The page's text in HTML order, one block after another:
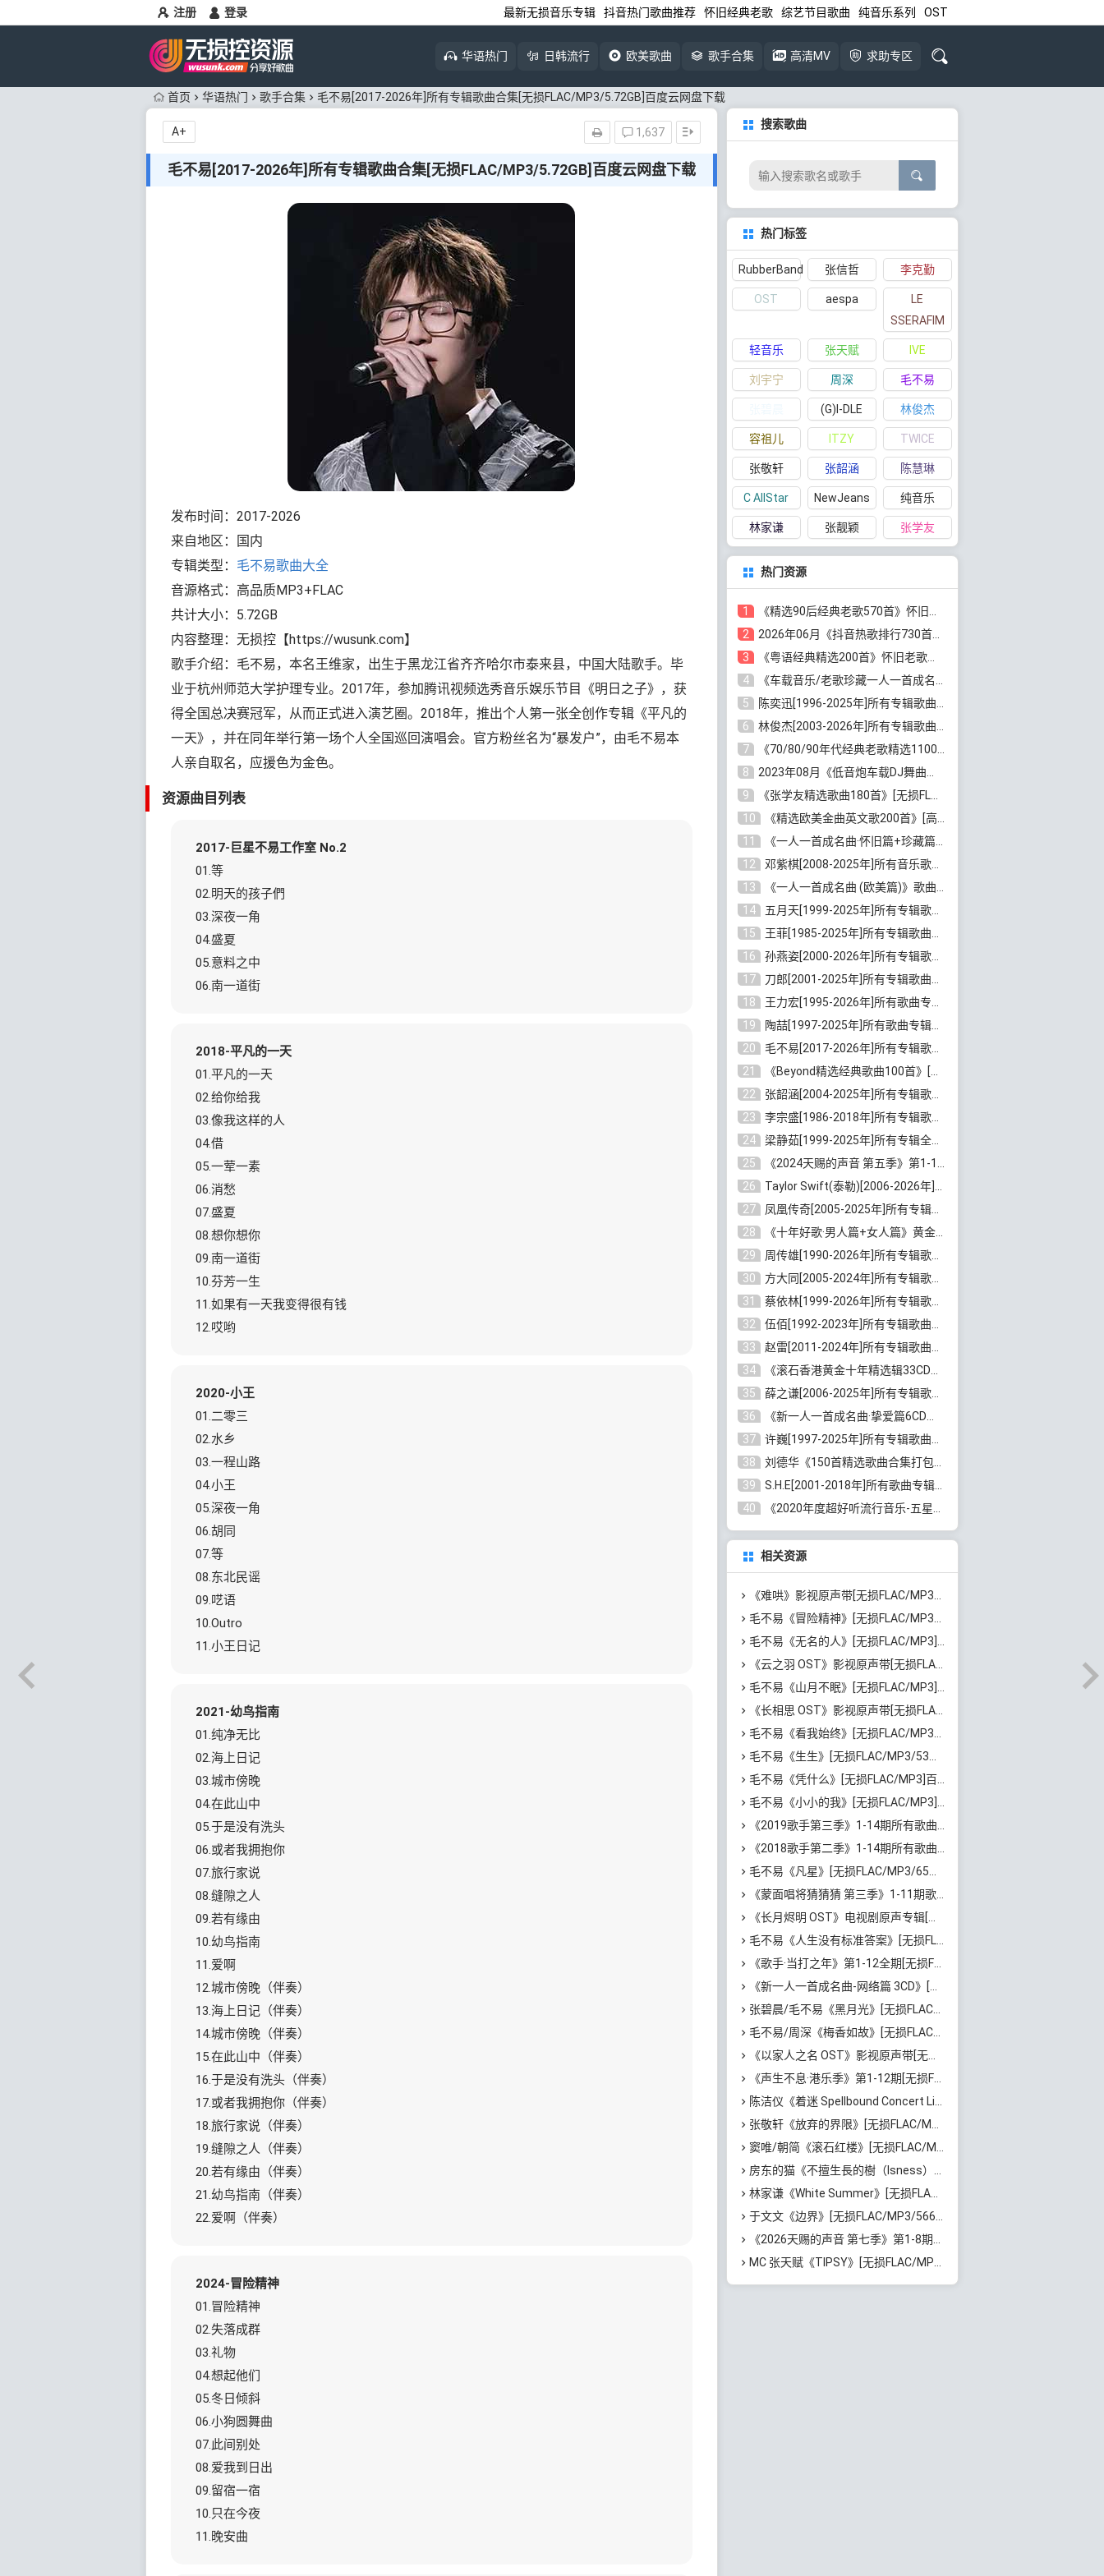
注册 登录 最新无损音乐专辑 抖音热门歌曲推荐 怀旧经典老歌 综艺节目歌曲 纯音乐系列 OST
华语热门 日韩流行 欧美歌曲 歌手合集 高清MV 求助专区
首页 华语热门 歌手合集 毛不易[2017-2026年]所有专辑歌曲合集[无损FLAC/MP3/5.72GB]百度云网盘下载
毛不易[2017-2026年]所有专辑歌曲合集[无损FLAC/MP3/5.72GB]百度云网盘下载
1,637
A+
发布时间：2017-2026
来自地区：国内
专辑类型： 毛不易歌曲大全
音源格式：高品质MP3+FLAC
共计大小：5.72GB
内容整理：无损控【https://wusunk.com】
歌手介绍：毛不易，本名王维家，出生于黑龙江省齐齐哈尔市泰来县，中国大陆歌手。毕
业于杭州师范大学护理专业。2017年，参加腾讯视频选秀音乐娱乐节目《明日之子》，获
得全国总决赛冠军，从而正式进入演艺圈。2018年，推出个人第一张全创作专辑《平凡的
一天》，并在同年举行第一场个人全国巡回演唱会。官方粉丝名为“暴发户”，由毛不易本
人亲自取名，应援色为金色。
资源曲目列表
2017-巨星不易工作室 No.2
01.等
02.明天的孩子們
03.深夜一角
04.盛夏
05.意料之中
06.南一道街
2018-平凡的一天
01.平凡的一天
02.给你给我
03.像我这样的人
04.借
05.一荤一素
06.消愁
07.盛夏
08.想你想你
09.南一道街
10.芬芳一生
11.如果有一天我变得很有钱
12.哎哟
2020-小王
01.二零三
02.水乡
03.一程山路
04.小王
05.深夜一角
06.胡同
07.等
08.东北民谣
09.呓语
10.Outro
11.小王日记
2021-幼鸟指南
01.纯净无比
02.海上日记
03.城市傍晚
04.在此山中
05.于是没有洗头
06.或者我拥抱你
07.旅行家说
08.缝隙之人
09.若有缘由
10.幼鸟指南
11.爱啊
12.城市傍晚（伴奏）
13.海上日记（伴奏）
14.城市傍晚（伴奏）
15.在此山中（伴奏）
16.于是没有洗头（伴奏）
17.或者我拥抱你（伴奏）
18.旅行家说（伴奏）
19.缝隙之人（伴奏）
20.若有缘由（伴奏）
21.幼鸟指南（伴奏）
22.爱啊（伴奏）
2024-冒险精神
01.冒险精神
02.失落成群
03.礼物
04.想起他们
05.冬日倾斜
06.小狗圆舞曲
07.此间别处
08.爱我到日出
09.留宿一宿
10.只在今夜
11.晚安曲
搜索歌曲
热门标签
RubberBand 张信哲 李克勤
OST aespa
LE
SSERAFIM
轻音乐 张天赋 IVE
刘宇宁 周深 毛不易
(G)I-DLE 林俊杰
容祖儿 ITZY TWICE
张敬轩 张韶涵 陈慧琳
C AllStar NewJeans 纯音乐
林家谦 张靓颖 张学友
热门资源
1
《精选90后经典老歌570首》怀旧歌曲合集[高品质MP3/320K/5.44GB]百度云网盘下载
2
2026年06月《抖音热歌排行730首》最火热门歌曲整理[高品质MP3/320K/5.35GB]百度云网盘下载
3
《粤语经典精选200首》怀旧老歌大全[无损FLAC/MP3/6.77GB]百度云网盘下载
4
《车载音乐/老歌珍藏一人一首成名曲12CD》[无损WAV分轨+MP3/6.79GB]百度云网盘下载
5
陈奕迅[1996-2025年]所有专辑歌曲合集[无损FLAC/MP3/48.18GB]百度云网盘下载
6
林俊杰[2003-2026年]所有专辑歌曲全集[无损FLAC/MP3/13.05GB]百度云网盘下载
7
《70/80/90年代经典老歌精选1100首》[高品质MP3/320K/10GB]百度云网盘下载
8
2023年08月《低音炮车载DJ舞曲排行360首》劲爆歌曲合集[高品质MP3/320K/2.86GB]百度云网盘下载
9
《张学友精选歌曲180首》[无损FLAC/MP3/6.26GB]百度云网盘下载
10
《精选欧美金曲英文歌200首》[高品质MP3/320K/1.81GB]百度云网盘下载
11
《一人一首成名曲·怀旧篇+珍藏篇4CD》[无损WAV/DTS+高品质MP3/6.88GB]百度云网盘下载
12
邓紫棋[2008-2025年]所有音乐歌曲合集[无损FLAC/MP3/8.99GB]百度云网盘下载
13
《一人一首成名曲 (欧美篇)》歌曲合集打包[无损WAV/MP3/6.13GB]百度云网盘下载
14
五月天[1999-2025年]所有专辑歌曲合集打包[无损FLAC/MP3/23.84GB]百度云网盘下载
15
王菲[1985-2025年]所有专辑歌曲合集[无损FLAC/WAV/APE分轨+MP3/23.06GB]百度云网盘下载
16
孙燕姿[2000-2026年]所有专辑歌曲合集[无损FLAC/MP3/9.73GB]百度云网盘下载
17
刀郎[2001-2025年]所有专辑歌曲合集打包[无损FLAC/MP3/8.91GB]百度云网盘下载
18
王力宏[1995-2026年]所有歌曲专辑合集[无损FLAC/MP3/14.41GB]百度云网盘下载
19
陶喆[1997-2025年]所有歌曲专辑合集[无损FLAC/MP3/7.75GB]百度云网盘下载
20
毛不易[2017-2026年]所有专辑歌曲合集[无损FLAC/MP3/5.72GB]百度云网盘下载
21
《Beyond精选经典歌曲100首》[无损FLAC/MP3/3.85GB]百度云网盘下载
22
张韶涵[2004-2025年]所有专辑歌曲合集 [无损MP3/FLAC/7.5GB]百度云网盘下载
23
李宗盛[1986-2018年]所有专辑歌曲合集打包[无损FLAC/MP3/8.82GB]百度云网盘下载
24
梁静茹[1999-2025年]所有专辑全部歌曲打包[无损FLAC/MP3/10.71GB]百度云网盘下载
25
《2024天赐的声音 第五季》第1-12期歌曲[无损FLAC/MP3]百度云网盘下载
26
Taylor Swift(泰勒)[2006-2026年]所有歌曲合集打包[无损FLAC/MP3/23.78GB]百度云网盘下载
27
凤凰传奇[2005-2025年]所有专辑歌曲合集[无损WAV/FLAC+MP3/11.62GB]百度云网盘下载
28
《十年好歌·男人篇+女人篇》黄金国语珍藏6CD[无损WAV/MP3/4.09GB]百度云网盘下载
29
周传雄[1990-2026年]所有专辑歌曲全集[无损FLAC/MP3/10GB]百度云网盘下载
30
方大同[2005-2024年]所有专辑歌曲合集[高品质MP3+无损FLAC/7.59GB]百度云网盘下载
31
蔡依林[1999-2026年]所有专辑歌曲合集[无损FLAC/MP3/23.32GB]百度云网盘下载
32
伍佰[1992-2023年]所有专辑歌曲合集[高品质MP3/320K/3.92GB]百度云网盘下载
33
赵雷[2011-2024年]所有专辑歌曲打包[无损FLAC/MP3/2.64GB]百度云网盘下载
34
《滚石香港黄金十年精选辑33CD》[无损APE/WAV分轨/13.6GB]百度云网盘下载
35
薛之谦[2006-2025年]所有专辑歌曲合集[无损FLAC/MP3/5.20GB]百度云网盘下载
36
《新一人一首成名曲·挚爱篇6CD》[无损MP3/DTS/WAV分轨/4.43GB]百度云网盘下载
37
许巍[1997-2025年]所有专辑歌曲合集打包[无损FLAC/MP3/7.48GB]百度云网盘下载
38
刘德华《150首精选歌曲合集打包》[无损FLAC/MP3/5.26GB]百度云网盘下载
39
S.H.E[2001-2018年]所有歌曲专辑打包[无损FLAC/MP3/16.05GB]百度云网盘下载
40
《2020年度超好听流行音乐-五星珍藏版10CD》[无损WAV/MP3/6.77GB]百度云网盘下载
相关资源
《难哄》影视原声带[无损FLAC/MP3/798MB]百度云网盘下载
毛不易《冒险精神》[无损FLAC/MP3/651MB]迅雷云网盘下载
毛不易《无名的人》[无损FLAC/MP3]迅雷云网盘下载
《云之羽 OST》影视原声带[无损FLAC/MP3/820MB]百度云网盘下载
毛不易《山月不眠》[无损FLAC/MP3]百度云网盘下载
《长相思 OST》影视原声带[无损FLAC/MP3/519MB]百度云网盘下载
毛不易《看我始终》[无损FLAC/MP3/44MB]百度云网盘下载
毛不易《生生》[无损FLAC/MP3/53MB]百度云网盘下载
毛不易《凭什么》[无损FLAC/MP3]百度云网盘下载
毛不易《小小的我》[无损FLAC/MP3]百度云网盘下载
《2019歌手第三季》1-14期所有歌曲合集[无损FLAC/MP3/4.87GB]百度云网盘下载
《2018歌手第二季》1-14期所有歌曲打包[无损FLAC/MP3/7.26GB]百度云网盘下载
毛不易《凡星》[无损FLAC/MP3/65MB]百度云网盘下载
《蒙面唱将猜猜猜 第三季》1-11期歌曲合集[无损FLAC/MP3/2.78GB]百度云网盘下载
《长月烬明 OST》电视剧原声专辑[无损FLAC/MP3/985MB]百度云网盘下载
毛不易《人生没有标准答案》[无损FLAC/MP3/62MB]百度云网盘下载
《歌手·当打之年》第1-12全期[无损FLAC/MP3/6.72GB]百度云网盘下载
《新一人一首成名曲-网络篇 3CD》[无损WAV分轨/1.75GB]百度云网盘下载
张碧晨/毛不易《黑月光》[无损FLAC/MP3]百度云网盘下载
毛不易/周深《梅香如故》[无损FLAC/MP3]百度云网盘下载
《以家人之名 OST》影视原声带[无损FLAC/MP3/355MB]百度云网盘下载
《声生不息·港乐季》第1-12期[无损FLAC/MP3]百度云网盘下载
陈洁仪《着迷 Spellbound Concert Live Recording: 10th Anniversary (Live)》[无损FLAC/MP3/671MB]百度云网盘下载
张敬轩《放弃的界限》[无损FLAC/MP3/54MB]百度云网盘下载
窦唯/朝简《滚石红楼》[无损FLAC/MP3/576MB]百度云网盘下载
房东的猫《不擅生長的樹（Isness）》[无损FLAC/MP3/252MB]百度云网盘下载
林家谦《White Summer》[无损FLAC/MP3/1.81GB]百度云网盘下载
于文文《边界》[无损FLAC/MP3/566MB]百度云网盘下载
《2026天赐的声音 第七季》第1-8期歌曲[无损FLAC/MP3]百度云网盘下载
MC 张天赋《TIPSY》[无损FLAC/MP3/43MB]百度云网盘下载